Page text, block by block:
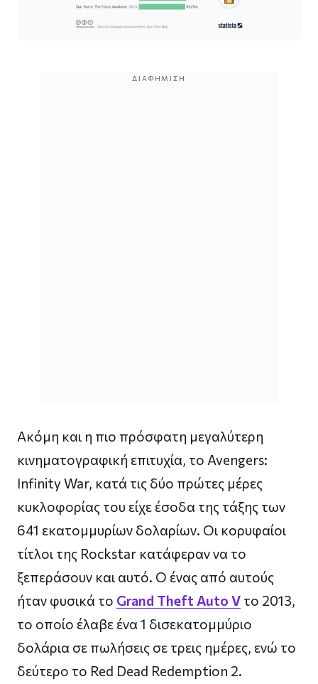
ΔΙΑΦΉΜΙΣΗ
Ακόμη και η πιο πρόσφατη μεγαλύτερη
κινηματογραφική επιτυχία, το Avengers:
Infinity War, κατά τις δύο πρώτες μέρες
κυκλοφορίας του είχε έσοδα της τάξης των
641 εκατομμυρίων δολαρίων. Οι κορυφαίοι
τίτλοι της Rockstar κατάφεραν να το
ξεπεράσουν και αυτό. Ο ένας από αυτούς
ήταν φυσικά το Grand Theft Auto V το 2013,
το οποίο έλαβε ένα 1 δισεκατομμύριο
δολάρια σε πωλήσεις σε τρεις ημέρες, ενώ το
δεύτερο το Red Dead Redemption 2.